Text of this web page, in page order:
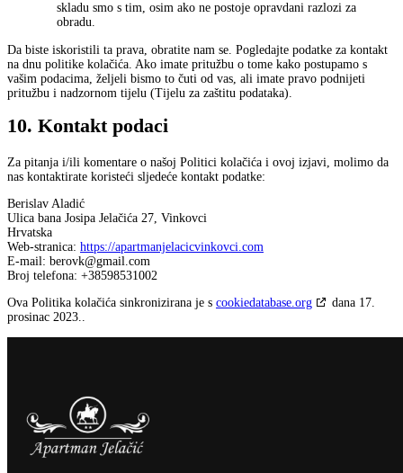
skladu smo s tim, osim ako ne postoje opravdani razlozi za
obradu.
Da biste iskoristili ta prava, obratite nam se. Pogledajte podatke za kontakt
na dnu politike kolačića. Ako imate pritužbu o tome kako postupamo s
vašim podacima, željeli bismo to čuti od vas, ali imate pravo podnijeti
pritužbu i nadzornom tijelu (Tijelu za zaštitu podataka).
10. Kontakt podaci
Za pitanja i/ili komentare o našoj Politici kolačića i ovoj izjavi, molimo da
nas kontaktirate koristeći sljedeće kontakt podatke:
Berislav Aladić
Ulica bana Josipa Jelačića 27, Vinkovci
Hrvatska
Web-stranica: https://apartmanjelacicvinkovci.com
E-mail: berovk@gmail.com
Broj telefona: +38598531002
Ova Politika kolačića sinkronizirana je s cookiedatabase.org
dana 17.
prosinac 2023..